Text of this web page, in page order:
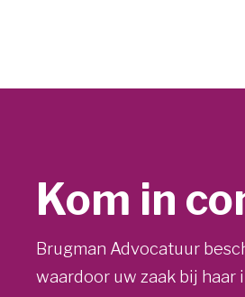
Kom in
Brugman Advocatuur
waardoor uw zaak bij haar